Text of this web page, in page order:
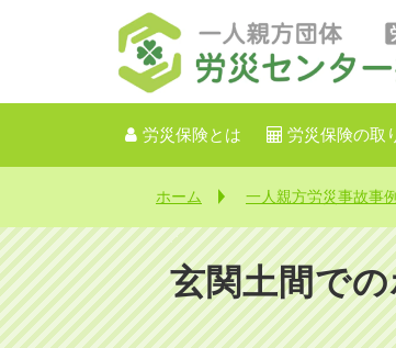
労災保険とは 労災保険の取
ホーム 一人親方労災事故事
玄関土間で